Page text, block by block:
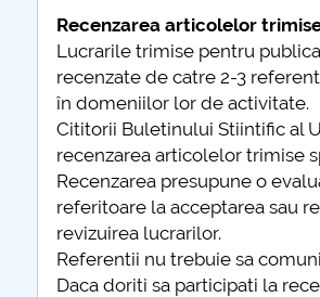
Recenzarea articolelor
Lucrarile trimise pentru
recenzate de catre 2-3
în domeniilor lor de activitate.
Cititorii Buletinului Stiintific al
recenzarea articolelor trimise
Recenzarea presupune o
referitoare la acceptarea sau
revizuirea lucrarilor.
Referentii nu trebuie sa
Daca doriti sa participati la
COMUNICAT DE
PRIMSTUD